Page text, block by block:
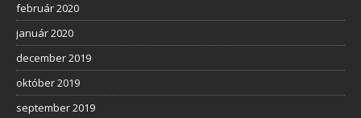
február 2020
január 2020
december 2019
október 2019
september 2019